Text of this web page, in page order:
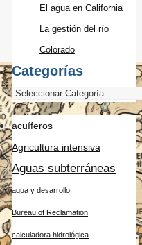
El agua en California
La gestión del río
Colorado
Categorías
acuíferos
Agricultura intensiva
Aguas subterráneas
agua y desarrollo
Bureau of Reclamation
calculadora hidrológica